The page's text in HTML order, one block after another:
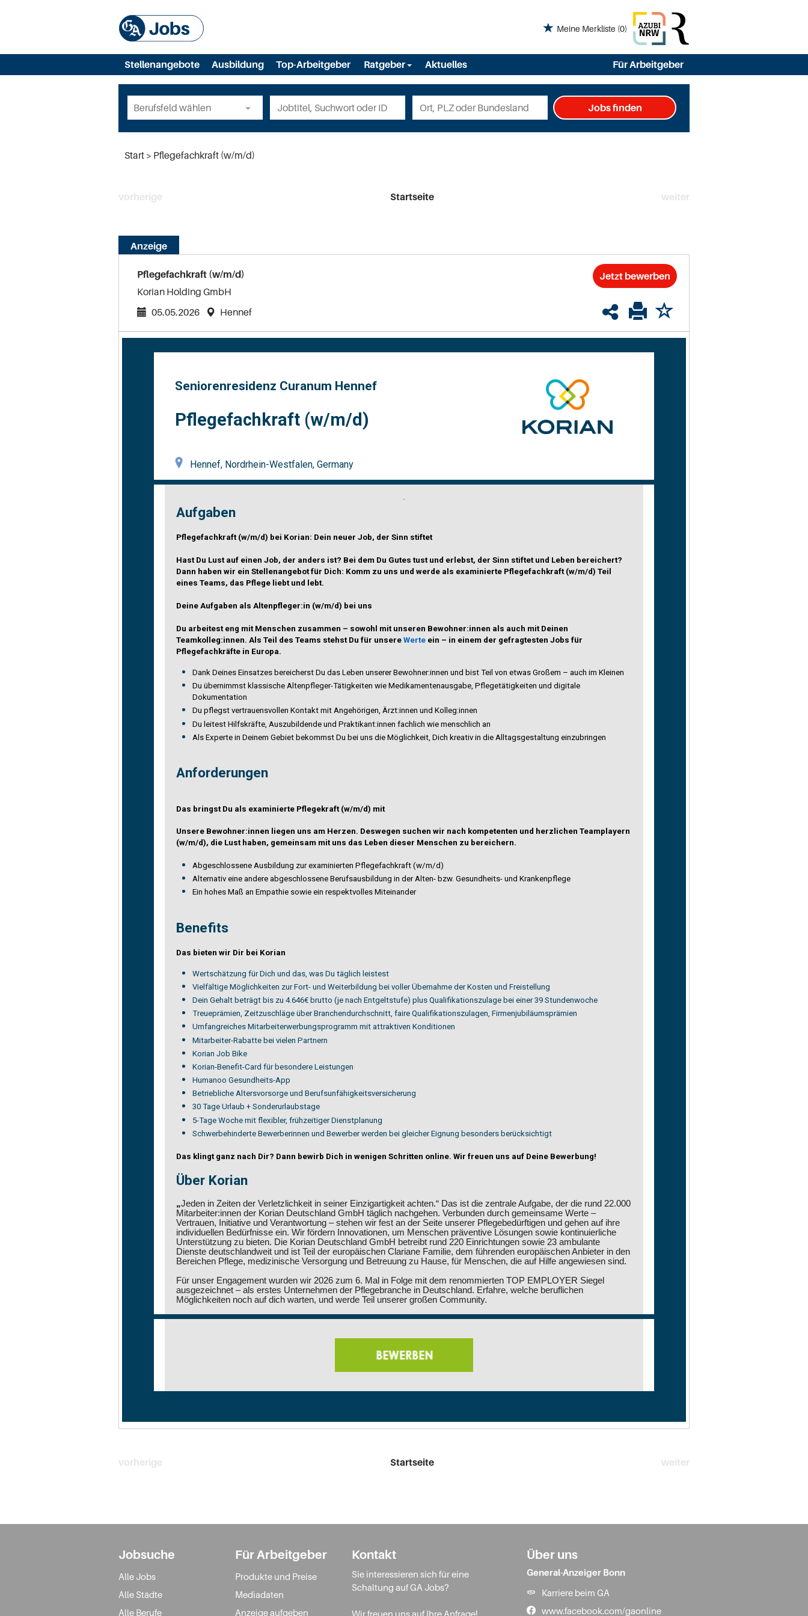
Meine Merkliste (0)
Stellenangebote Ausbildung Top-Arbeitgeber Ratgeber Aktuelles Für Arbeitgeber
Jobs finden
Start Pflegefachkraft (w/m/d)
vorherige Startseite weiter
Anzeige
Pflegefachkraft (w/m/d)
Korian Holding GmbH
05.05.2026
Hennef
Jetzt bewerben
vorherige Startseite weiter
Jobsuche
Alle Jobs
Alle Städte
Alle Berufe
Für Arbeitgeber
Produkte und Preise
Mediadaten
Anzeige aufgeben
Kontakt
Sie interessieren sich für eine
Schaltung auf GA Jobs?
Wir freuen uns auf Ihre Anfrage!
Über uns
General-Anzeiger Bonn
Karriere beim GA
www.facebook.com/gaonline